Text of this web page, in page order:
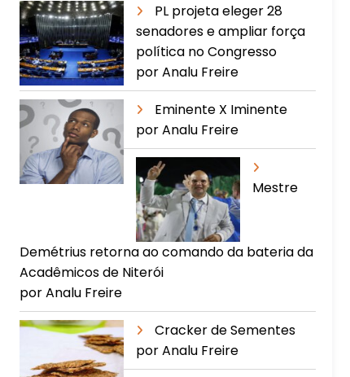
PL projeta eleger 28
senadores e ampliar força
política no Congresso
por Analu Freire
Eminente X Iminente
por Analu Freire
Mestre
Demétrius retorna ao comando da bateria da
Acadêmicos de Niterói
por Analu Freire
Cracker de Sementes
por Analu Freire